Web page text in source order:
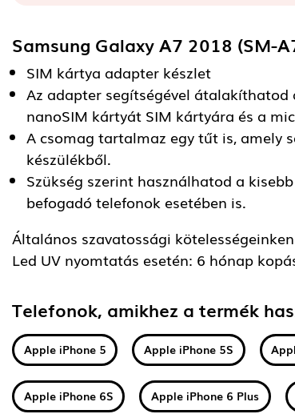
Samsung Galaxy A7 2018 (SM-
SIM kártya adapter készlet
Az adapter segítségével
nanoSIM kártyát SIM kártyára és a
A csomag tartalmaz egy tűt is, amely
készülékből.
Szükség szerint használhatod a
befogadó telefonok esetében is.
Általános szavatossági
Led UV nyomtatás esetén: 6 hónap
Telefonok, amikhez a termék
Apple iPhone 5 Apple iPhone 5S
Apple iPhone 6S Apple iPhone 6 Plus